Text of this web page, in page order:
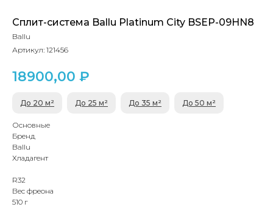
Сплит-система Ballu Platinum City BSEP-09HN8
Ballu
Артикул: 121456
18900,00 ₽
До 20 м² До 25 м² До 35 м² До 50 м²
Основные
Бренд
Ballu
Хладагент
R32
Вес фреона
510 г